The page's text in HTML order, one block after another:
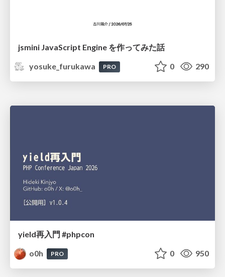
jsmini JavaScript Engine を作ってみた話
yosuke_furukawa
PRO 0 290
yield再入門 #phpcon
o0h
PRO 0 950